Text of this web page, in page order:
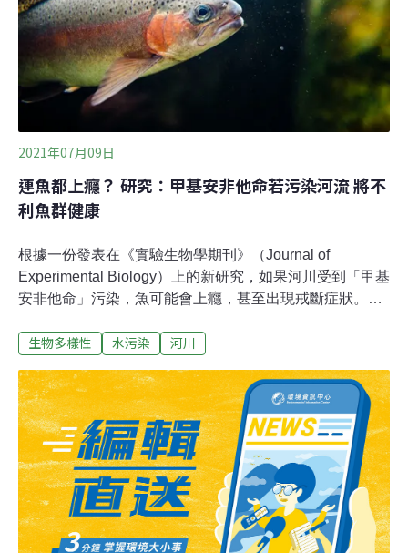
中市的廍仔坑溪，沿著溪流行走，可以看到擋土牆、固床
工等硬體設施，都因為下游侵蝕情況加劇，而產生基礎掏
空、破損的情形，甚至有一座防砂壩的副壩，因此倒塌。
即使是規模相對小的固床工，一樣會改變溪流自然的土砂
運移。宜蘭縣頭城鎮的大溪溪，2016年陸續設置六座
2021年07月09日
連魚都上癮？ 研究：甲基安非他命若污染河流 將不
利魚群健康
根據一份發表在《實驗生物學期刊》（Journal of
Experimental Biology）上的新研究，如果河川受到「甲基
安非他命」污染，魚可能會上癮，甚至出現戒斷症狀。科
的不利影響」。安非他命污染河流 魚是否對微量藥物成
處理廠排放到環境。「有人使用甲基安非他命的地方，淡
水資源也會受到甲基安非他命污染。」主要作者、布拉格
捷克生命科學大學副教授和行為生態學家霍奇（Pavel
Horký）說。
生物多樣性 水污染 河川